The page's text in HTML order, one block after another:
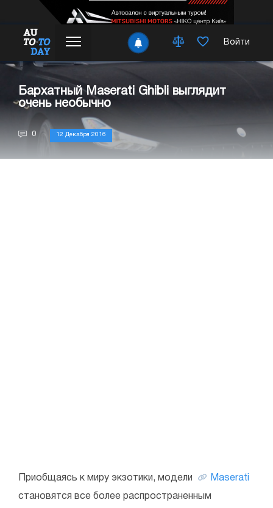
Войти
Бархатный Maserati Ghibli выглядит
очень необычно
0 12 Декабря 2016
Приобщаясь к миру экзотики, модели Maserati
становятся все более распространенным